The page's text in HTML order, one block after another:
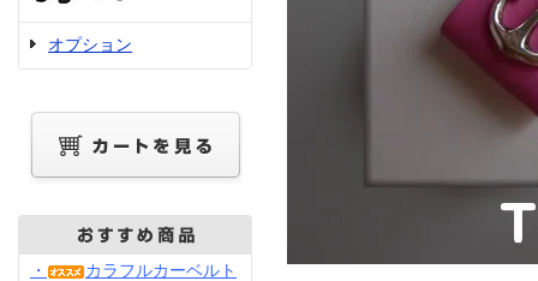
オプション
・
カラフルカーベルト